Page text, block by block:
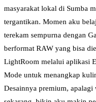
masyarakat lokal di Sumba
tergantikan. Momen aku
terekam sempurna dengan
berformat RAW yang bisa
LightRoom melalui aplikasi
Mode untuk menangkap
Desainnya premium,